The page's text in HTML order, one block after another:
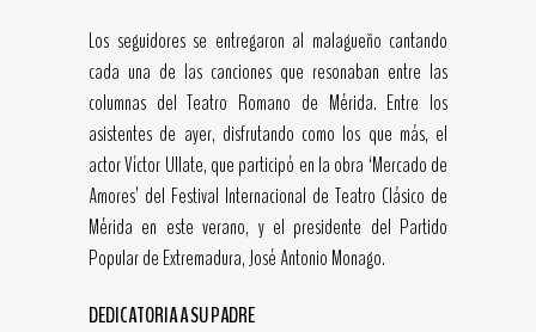
Los seguidores se entregaron al malagueño cantando
cada una de las canciones que resonaban entre las
columnas del Teatro Romano de Mérida. Entre los
asistentes de ayer, disfrutando como los que más, el
actor Víctor Ullate, que participó en la obra ‘Mercado de
Amores’ del Festival Internacional de Teatro Clásico de
Mérida en este verano, y el presidente del Partido
Popular de Extremadura, José Antonio Monago.
DEDICATORIA A SU PADRE